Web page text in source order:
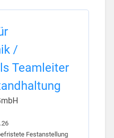
/
Teamleiter
Festanstellung